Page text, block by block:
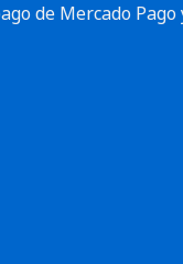
de Mercado Pago